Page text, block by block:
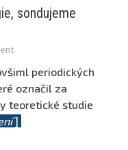
sondujeme
periodických
označil za
teoretické studie
]